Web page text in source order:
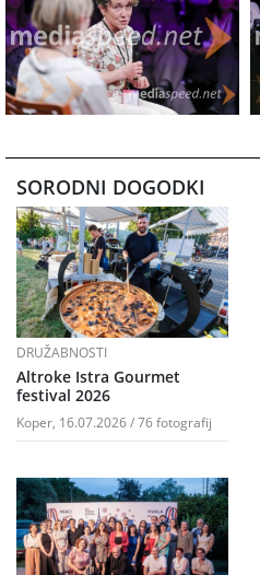
SORODNI DOGODKI
DRUŽABNOSTI
Altroke Istra Gourmet
festival 2026
Koper, 16.07.2026 / 76 fotografij